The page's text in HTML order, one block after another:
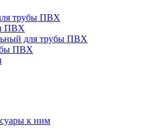
трубы ПВХ
ПВХ
для трубы ПВХ
ПВХ
к ним